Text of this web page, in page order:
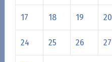
17 18 19 20
24 25 26 27